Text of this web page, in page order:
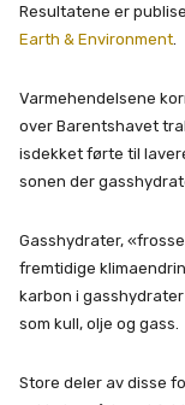
Resultatene er
Earth & Environment.
Varmehendelsene
over Barentshavet
isdekket førte til
sonen der
Gasshydrater,
fremtidige
karbon i
som kull, olje og gass.
Store deler av disse